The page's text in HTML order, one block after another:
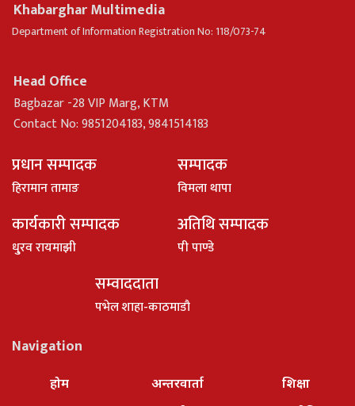
Khabarghar Multimedia
Department of Information Registration No: 118/073-74
Head Office
Bagbazar -28 VIP Marg, KTM
Contact No: 9851204183, 9841514183
प्रधान सम्पादक
हिरामान तामाङ
सम्पादक
विमला थापा
कार्यकारी सम्पादक
धु्रव रायमाझी
अतिथि सम्पादक
पी पाण्डे
सम्वाददाता
पभेल शाहा-काठमाडौ
Navigation
होम
अन्तरवार्ता
शिक्षा